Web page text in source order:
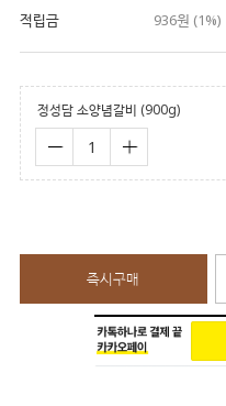
적립금 936원 (1%)
정성담 소양념갈비 (900g)
즉시구매